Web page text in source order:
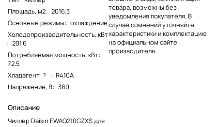
Площадь, м2: 2016.3
Основные режимы: охлаждение
Холодопроизводительность, кВт
: 201.6
Потребляемая мощность, кВт:
72.5
Хладагент ? : R410A
Напряжение, В: 380
Описание
Чиллер Daikin EWAQ210GZXS для
товара, возможны без
уведомления покупателя. В
случае сомнений уточняйте
характеристики и комплектацию
на официальном сайте
производителя.